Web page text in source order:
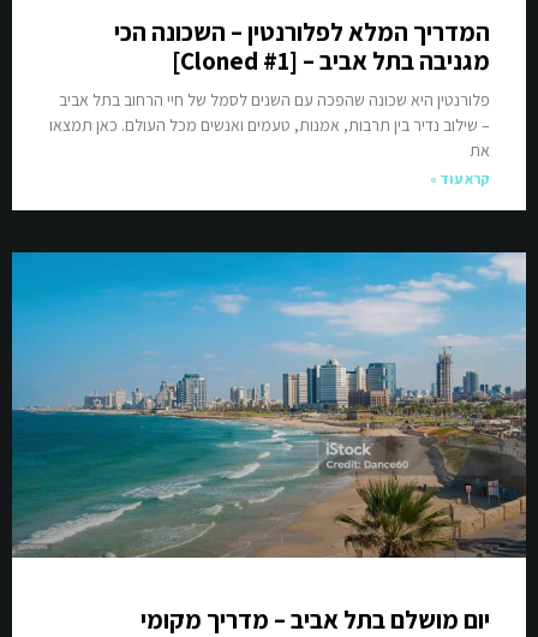
המדריך המלא לפלורנטין – השכונה הכי
מגניבה בתל אביב – [Cloned #1]
פלורנטין היא שכונה שהפכה עם השנים לסמל של חיי הרחוב בתל אביב
– שילוב נדיר בין תרבות, אמנות, טעמים ואנשים מכל העולם. כאן תמצאו
את
קרא עוד »
יום מושלם בתל אביב – מדריך מקומי